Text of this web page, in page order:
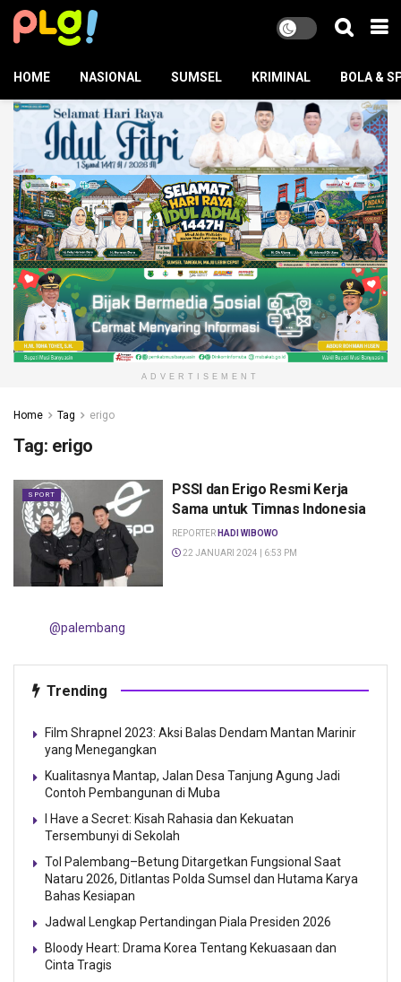
HOME NASIONAL SUMSEL KRIMINAL BOLA &
ADVERTISEMENT
Home Tag erigo
Tag: erigo
SPORT
PSSI dan Erigo Resmi Kerja
Sama untuk Timnas Indonesia
REPORTER HADI WIBOWO
22 JANUARI 2024 | 6:53 PM
@palembang
Trending
Film Shrapnel 2023: Aksi Balas Dendam Mantan Marinir
yang Menegangkan
Kualitasnya Mantap, Jalan Desa Tanjung Agung Jadi
Contoh Pembangunan di Muba
I Have a Secret: Kisah Rahasia dan Kekuatan
Tersembunyi di Sekolah
Tol Palembang–Betung Ditargetkan Fungsional Saat
Nataru 2026, Ditlantas Polda Sumsel dan Hutama Karya
Bahas Kesiapan
Jadwal Lengkap Pertandingan Piala Presiden 2026
Bloody Heart: Drama Korea Tentang Kekuasaan dan
Cinta Tragis